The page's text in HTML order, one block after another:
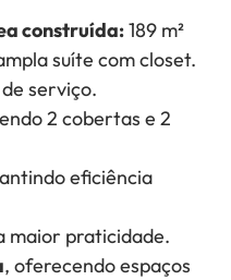
construída:189 m²
suíte com closet.
serviço.
2 cobertas e 2
eficiência
maior praticidade.
, oferecendo espaços